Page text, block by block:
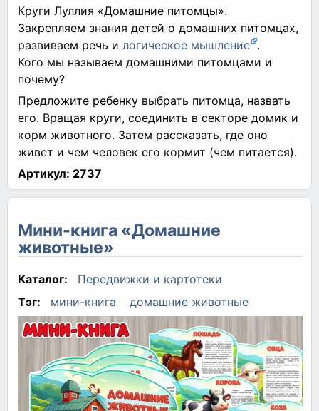
Круги Луллия «Домашние питомцы».
Закрепляем знания детей о домашних питомцах,
развиваем речь и логическое мышление .
Кого мы называем домашними питомцами и
почему?
Предложите ребенку выбрать питомца, назвать
его. Вращая круги, соединить в секторе домик и
корм животного. Затем рассказать, где оно
живет и чем человек его кормит (чем питается).
Артикул: 2737
Мини-книга «Домашние
животные»
Каталог:
Передвижки и картотеки
Тэг:
мини-книга домашние животные